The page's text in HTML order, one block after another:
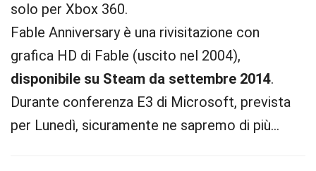
solo per Xbox 360.
Fable Anniversary è una rivisitazione con
grafica HD di Fable (uscito nel 2004),
disponibile su Steam da settembre 2014.
Durante conferenza E3 di Microsoft, prevista
per Lunedì, sicuramente ne sapremo di più…